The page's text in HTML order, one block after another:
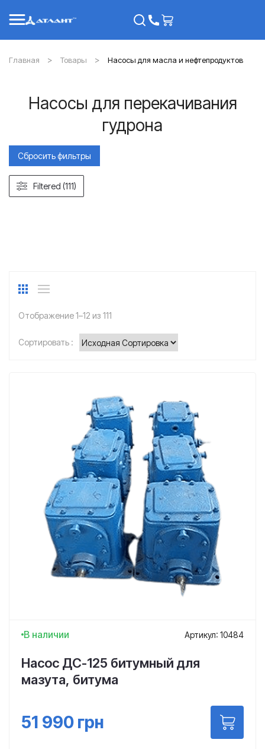
Главная Товары Насосы для масла и нефтепродуктов
Насосы для перекачивания
гудрона
Отображение 1–12 из 111
Сортировать :
В наличии Артикул: 10484
Насос ДС-125 битумный для
мазута, битума
51 990 грн
Сбросить фильтры
Filtered (111)